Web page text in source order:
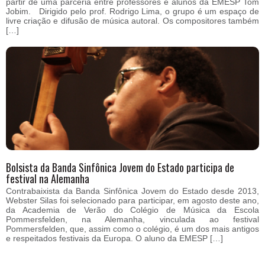
Jobim. Dirigido pelo prof. Rodrigo Lima, o grupo é um espaço de
livre criação e difusão de música autoral. Os compositores também
[…]
Bolsista da Banda Sinfônica Jovem do Estado participa de
festival na Alemanha
Contrabaixista da Banda Sinfônica Jovem do Estado desde 2013,
Webster Silas foi selecionado para participar, em agosto deste ano,
da Academia de Verão do Colégio de Música da Escola
Pommersfelden, na Alemanha, vinculada ao festival
Pommersfelden, que, assim como o colégio, é um dos mais antigos
e respeitados festivais da Europa. O aluno da EMESP […]